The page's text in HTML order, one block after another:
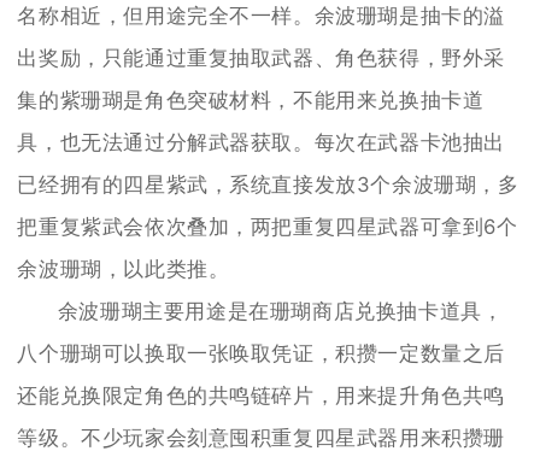
名称相近，但用途完全不一样。余波珊瑚是抽卡的溢
出奖励，只能通过重复抽取武器、角色获得，野外采
集的紫珊瑚是角色突破材料，不能用来兑换抽卡道
具，也无法通过分解武器获取。每次在武器卡池抽出
已经拥有的四星紫武，系统直接发放3个余波珊瑚，多
把重复紫武会依次叠加，两把重复四星武器可拿到6个
余波珊瑚，以此类推。
余波珊瑚主要用途是在珊瑚商店兑换抽卡道具，
八个珊瑚可以换取一张唤取凭证，积攒一定数量之后
还能兑换限定角色的共鸣链碎片，用来提升角色共鸣
等级。不少玩家会刻意囤积重复四星武器用来积攒珊